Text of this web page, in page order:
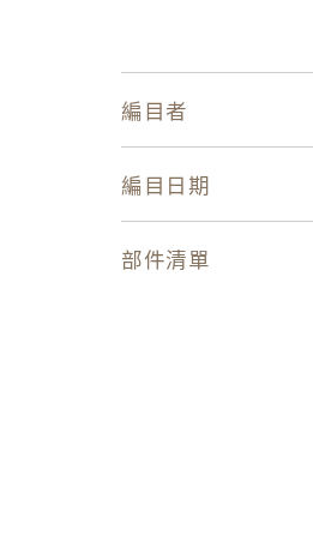
編目者
編目日期
部件清單